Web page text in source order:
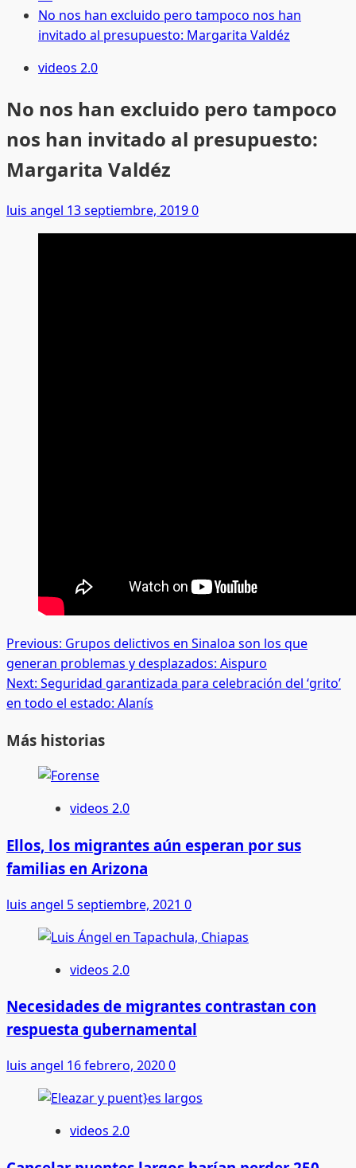
No nos han excluido pero tampoco nos han
invitado al presupuesto: Margarita Valdéz
videos 2.0
No nos han excluido pero tampoco
nos han invitado al presupuesto:
Margarita Valdéz
luis angel 13 septiembre, 20190
Post
navigation
Previous: Grupos delictivos en Sinaloa son los que
generan problemas y desplazados: Aispuro
Next: Seguridad garantizada para celebración del ‘grito’
en todo el estado: Alanís
Más historias
videos 2.0
Ellos, los migrantes aún esperan por sus
familias en Arizona
luis angel 5 septiembre, 2021 0
videos 2.0
Necesidades de migrantes contrastan con
respuesta gubernamental
luis angel 16 febrero, 20200
videos 2.0